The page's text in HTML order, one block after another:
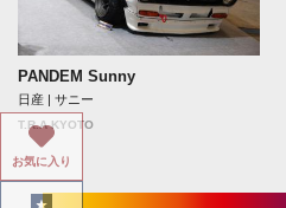
PANDEM Sunny
日産 | サニー
T.R.A KYOTO
お気に入り